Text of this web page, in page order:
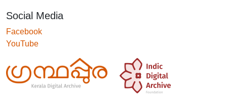
Social Media
Facebook
YouTube